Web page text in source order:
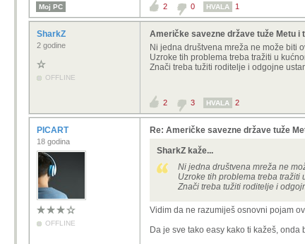
Moj PC 2 0 HVALA 1
SharkZ
2 godine
OFFLINE
Američke savezne države tuže Metu i
Ni jedna društvena mreža ne može biti
Uzroke tih problema treba tražiti u
Znači treba tužiti roditelje i odgojne
2 3 HVALA 2
PICART
18 godina
OFFLINE
Re: Američke savezne države tuže
SharkZ kaže...
Ni jedna društvena mreža ne
Uzroke tih problema treba
Znači treba tužiti roditelje i
Vidim da ne razumiješ osnovni pojam
Da je sve tako easy kako ti kažeš,